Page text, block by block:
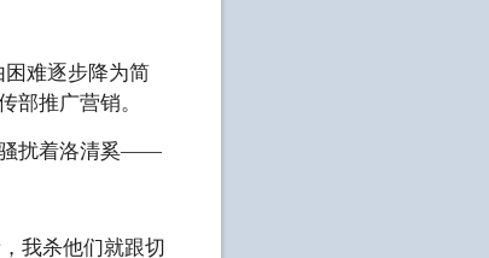
困难逐步降为简
部推广营销。
骚扰着洛清奚——
我杀他们就跟切